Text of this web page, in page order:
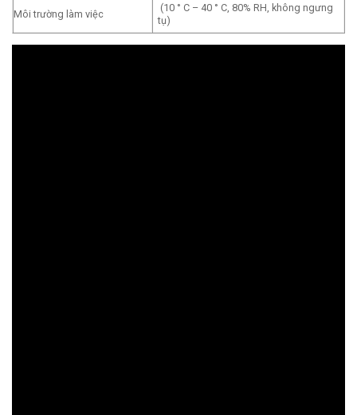
Môi trường làm việc
(10 ° C – 40 ° C, 80% RH, không ngưng
tụ)